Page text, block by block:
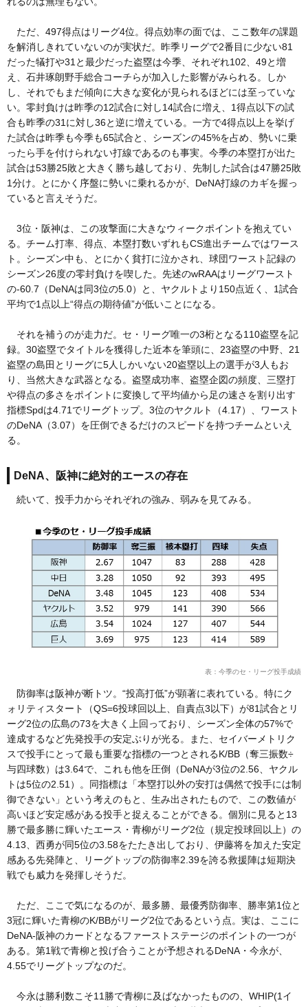
ただ、497得点はリーグ4位。得点効率の面では、ここ数年の課題
を解消しきれていないのが実状だ。昨季リーグで2番目に少ない81
だった犠打や31と最少だった盗塁は今季、それぞれ102、49と増
え、石井琢朗野手総合コーチらが加入した影響がみられる。しか
し、それでもまだ傾向に大きな変化が見られるほどには至っていな
い。零封負けは昨季の12試合に対し14試合に増え、1得点以下の試
合も昨季の31に対し36と逆に増えている。一方で4得点以上を挙げ
た試合は昨季も今季も65試合と、シーズンの45%を占め、勢いに乗
ったら手を付けられない打線であるのも事実。今季の本塁打が出た
試合は53勝25敗と大きく勝ち越しており、先制した試合は47勝25敗
1分け。とにかく序盤に勢いに乗れるかが、DeNA打線のカギを握っ
ていると言えそうだ。
3位・阪神は、この攻撃面に大きなウィークポイントを抱えてい
る。チーム打率、得点、本塁打数いずれもCS進出チームではワース
ト。シーズン中も、とにかく貧打に泣かされ、球団ワースト記録の
シーズン26度の零封負けを喫した。先述のwRAAはリーグワースト
の-60.7（DeNAは同3位の5.0）と、ヤクルトより150点近く、1試合
平均で1点以上“得点の期待値”が低いことになる。
それを補うのが走力だ。セ・リーグ唯一の3桁となる110盗塁を記
録。30盗塁でタイトルを獲得した近本を筆頭に、23盗塁の中野、21
盗塁の島田とリーグに5人しかいない20盗塁以上の選手が3人もお
り、当然大きな武器となる。盗塁成功率、盗塁企図の頻度、三塁打
や得点の多さをポイントに変換して平均値から足の速さを割り出す
指標Spdは4.71でリーグトップ。3位のヤクルト（4.17）、ワースト
のDeNA（3.07）を圧倒できるだけのスピードを持つチームといえ
る。
DeNA、阪神に絶対的エースの存在
続いて、投手力からそれぞれの強み、弱みを見てみる。
表：今季のセ・リーグ投手成績
防御率は阪神が断トツ。“投高打低”が顕著に表れている。特にク
ォリティスタート（QS=6投球回以上、自責点3以下）が81試合とリ
ーグ2位の広島の73を大きく上回っており、シーズン全体の57%で
達成するなど先発投手の安定ぶりが光る。また、セイバーメトリク
スで投手にとって最も重要な指標の一つとされるK/BB（奪三振数÷
与四球数）は3.64で、これも他を圧倒（DeNAが3位の2.56、ヤクル
トは5位の2.51）。同指標は「本塁打以外の安打は偶然で投手には制
御できない」という考えのもと、生み出されたもので、この数値が
高いほど安定感がある投手と捉えることができる。個別に見ると13
勝で最多勝に輝いたエース・青柳がリーグ2位（規定投球回以上）の
4.13、西勇が同5位の3.58をたたき出しており、伊藤将を加えた安定
感ある先発陣と、リーグトップの防御率2.39を誇る救援陣は短期決
戦でも威力を発揮しそうだ。
ただ、ここで気になるのが、最多勝、最優秀防御率、勝率第1位と
3冠に輝いた青柳のK/BBがリーグ2位であるという点。実は、ここに
DeNA-阪神のカードとなるファーストステージのポイントの一つが
ある。第1戦で青柳と投げ合うことが予想されるDeNA・今永が、
4.55でリーグトップなのだ。
今永は勝利数こそ11勝で青柳に及ばなかったものの、WHIP(1イ